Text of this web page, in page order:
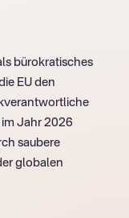
bürokratisches
EU den
im Jahr 2026
saubere
globalen